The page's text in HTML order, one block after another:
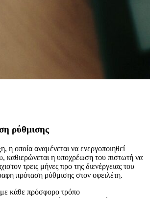
ρύθμισης
η οποία αναμένεται να ενεργοποιηθεί
καθιερώνεται η υποχρέωση του πιστωτή να
τρεις μήνες προ της διενέργειας του
πρόταση ρύθμισης στον οφειλέτη.
κάθε πρόσφορο τρόπο